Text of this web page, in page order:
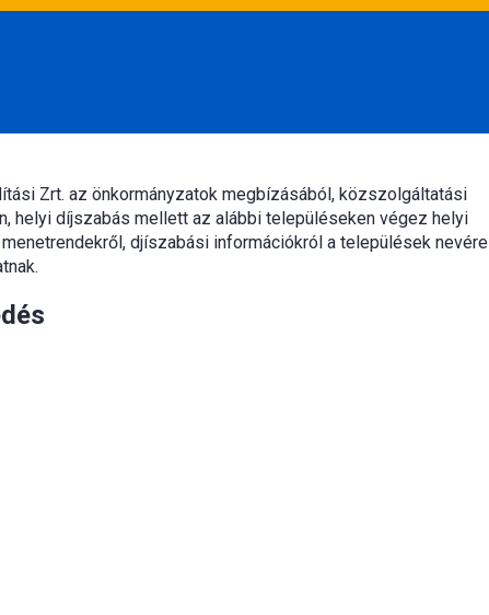
Zrt. az önkormányzatok megbízásából, közszolgáltatási
helyi díjszabás mellett az alábbi településeken végez helyi
djíszabási információkról a települések nevére